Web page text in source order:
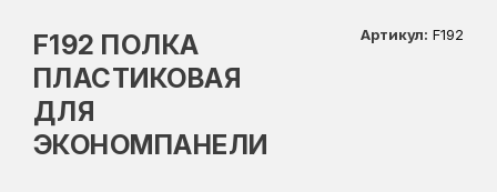
F192 ПОЛКА
ПЛАСТИКОВАЯ
ДЛЯ
ЭКОНОМПАНЕЛИ
Артикул: F192